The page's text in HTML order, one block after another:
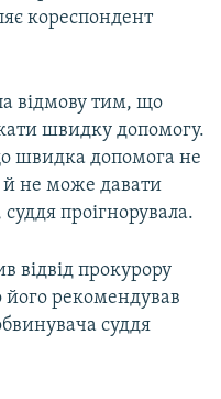
кореспондент
відмову тим, що
швидку допомогу.
швидка допомога не
й не може давати
проігнорувала.
відвід прокурору
його рекомендував
суддя